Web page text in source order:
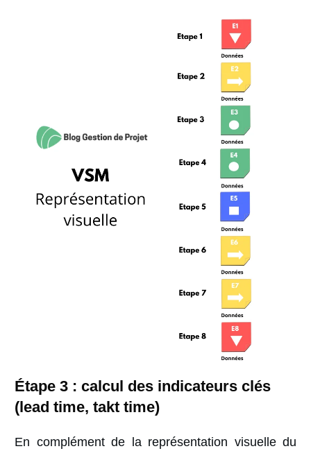
Étape 3 : calcul des indicateurs clés
(lead time, takt time)
En complément de la représentation visuelle du